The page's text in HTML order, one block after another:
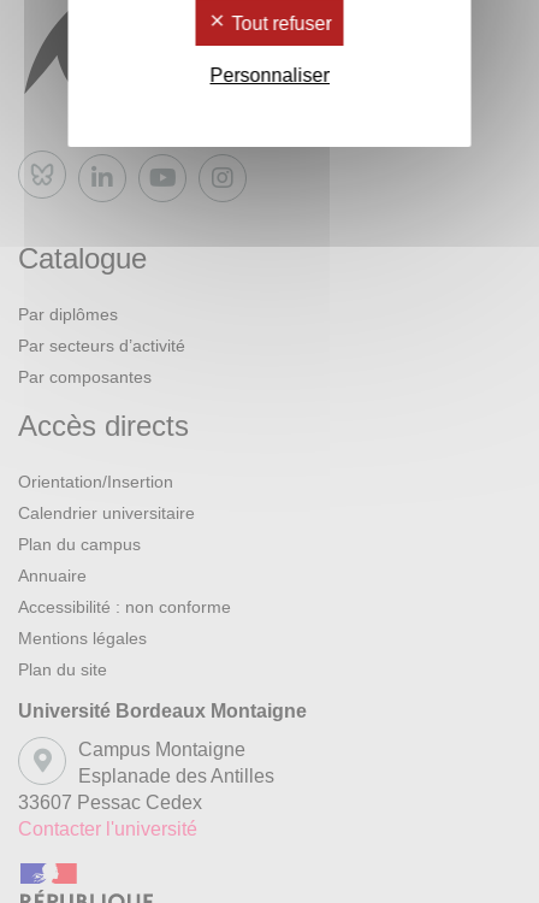
Bluesky
Catalogue
Par diplômes
Par secteurs d’activité
Par composantes
Accès directs
Orientation/Insertion
Calendrier universitaire
Plan du campus
Annuaire
Accessibilité : non conforme
Mentions légales
Plan du site
Université Bordeaux Montaigne
Campus Montaigne
Esplanade des Antilles
33607 Pessac Cedex
Contacter l'université
Tout refuser
Personnaliser